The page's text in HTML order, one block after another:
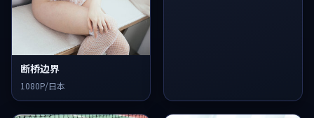
断桥边界
1080P/日本